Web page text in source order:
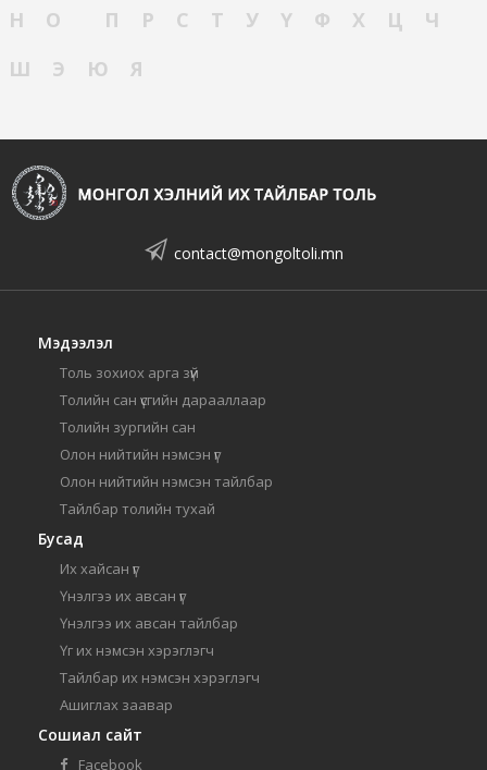
Н
О П Р С Т У Ү Ф Х Ц
Ч
Ш
Э Ю Я
contact@mongoltoli.mn
Мэдээлэл
Толь зохиох арга зүй
Толийн сан үсгийн дарааллаар
Толийн зургийн сан
Олон нийтийн нэмсэн үг
Олон нийтийн нэмсэн тайлбар
Тайлбар толийн тухай
Бусад
Их хайсан үг
Үнэлгээ их авсан үг
Үнэлгээ их авсан тайлбар
Үг их нэмсэн хэрэглэгч
Тайлбар их нэмсэн хэрэглэгч
Ашиглах заавар
Сошиал сайт
Facebook